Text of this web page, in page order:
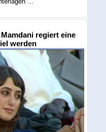
regiert eine
werden